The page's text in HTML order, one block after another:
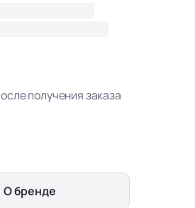
получения заказа
О бренде